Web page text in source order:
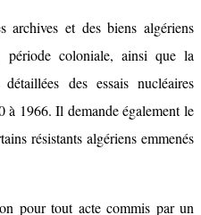
et des biens algériens
période coloniale, ainsi que la
des essais nucléaires
à 1966. Il demande également le
résistants algériens emmenés
pour tout acte commis par un